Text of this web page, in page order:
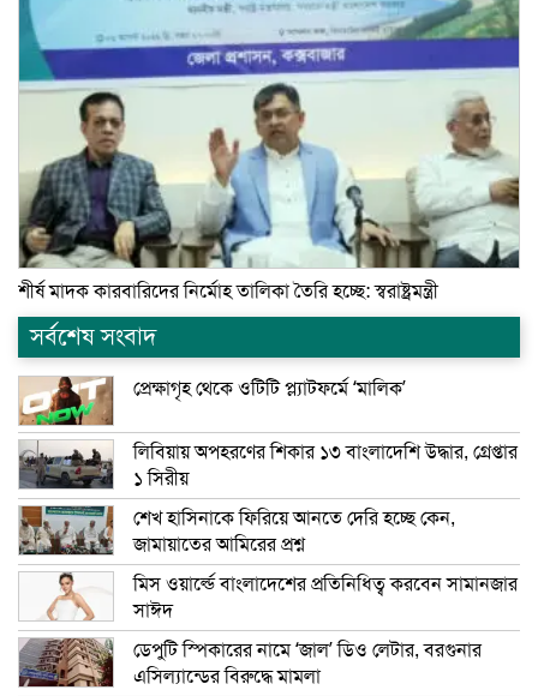
শীর্ষ মাদক কারবারিদের নির্মোহ তালিকা তৈরি হচ্ছে: স্বরাষ্ট্রমন্ত্রী
সর্বশেষ সংবাদ
প্রেক্ষাগৃহ থেকে ওটিটি প্ল্যাটফর্মে ‘মালিক’
লিবিয়ায় অপহরণের শিকার ১৩ বাংলাদেশি উদ্ধার, গ্রেপ্তার
১ সিরীয়
শেখ হাসিনাকে ফিরিয়ে আনতে দেরি হচ্ছে কেন,
জামায়াতের আমিরের প্রশ্ন
মিস ওয়ার্ল্ডে বাংলাদেশের প্রতিনিধিত্ব করবেন সামানজার
সাঈদ
ডেপুটি স্পিকারের নামে ‘জাল’ ডিও লেটার, বরগুনার
এসিল্যান্ডের বিরুদ্ধে মামলা